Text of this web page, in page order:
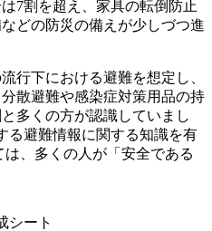
7割を超え、家具の転倒防止
どの防災の備えが少しづつ進
行下における避難を想定し、
散避難や感染症対策用品の持
多くの方が認識していまし
る避難情報に関する知識を有
、多くの人が「安全である
シート